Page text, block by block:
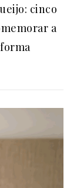
cinco
a